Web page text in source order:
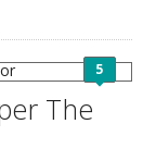
5
The